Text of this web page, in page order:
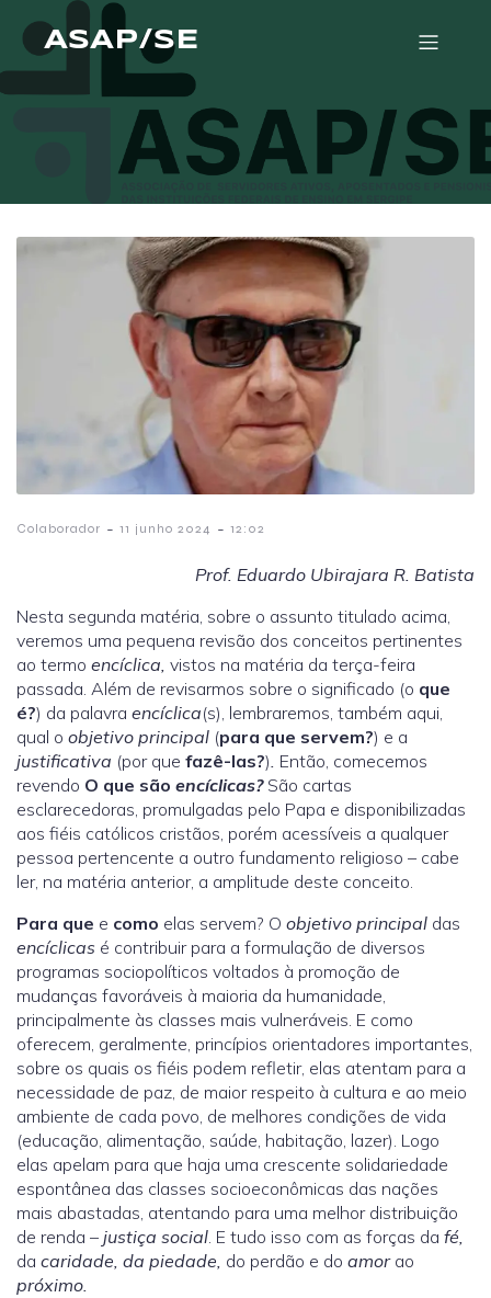
ASAP/SE
Colaborador - 11 junho 2024 - 12:02
Prof. Eduardo Ubirajara R. Batista
Nesta segunda matéria, sobre o assunto titulado acima,
veremos uma pequena revisão dos conceitos pertinentes
ao termo encíclica, vistos na matéria da terça-feira
passada. Além de revisarmos sobre o significado (o que
é?) da palavra encíclica(s), lembraremos, também aqui,
qual o objetivo principal (para que servem?) e a
justificativa (por que fazê-las?). Então, comecemos
revendo O que são encíclicas?São cartas
esclarecedoras, promulgadas pelo Papa e disponibilizadas
aos fiéis católicos cristãos, porém acessíveis a qualquer
pessoa pertencente a outro fundamento religioso – cabe
ler, na matéria anterior, a amplitude deste conceito.
Para que e como elas servem? O objetivo principal das
encíclicas é contribuir para a formulação de diversos
programas sociopolíticos voltados à promoção de
mudanças favoráveis à maioria da humanidade,
principalmente às classes mais vulneráveis. E como
oferecem, geralmente, princípios orientadores importantes,
sobre os quais os fiéis podem refletir, elas atentam para a
necessidade de paz, de maior respeito à cultura e ao meio
ambiente de cada povo, de melhores condições de vida
(educação, alimentação, saúde, habitação, lazer). Logo
elas apelam para que haja uma crescente solidariedade
espontânea das classes socioeconômicas das nações
mais abastadas, atentando para uma melhor distribuição
de renda – justiça social. E tudo isso com as forças da fé,
da caridade, da piedade, do perdão e do amorao
próximo.